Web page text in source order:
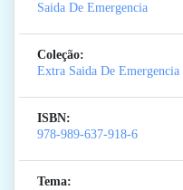
Saida De Emergencia
Coleção:
Extra Saida De Emergencia
ISBN:
978-989-637-918-6
Tema: